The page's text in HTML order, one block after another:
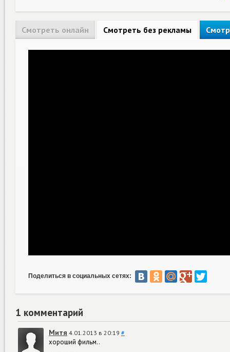
Смотреть онлайн Смотреть без рекламы
Поделиться в социальных сетях:
1 комментарий
Митя 4.01.2013 в 20:19 #
хороший фильм..